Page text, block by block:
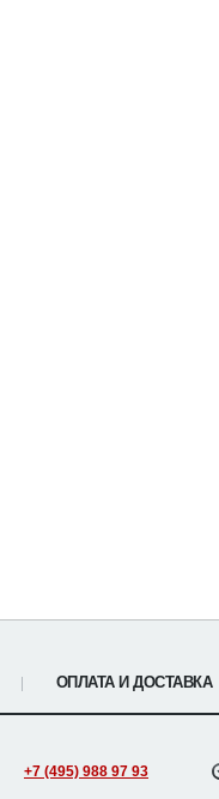
ОПЛАТА И ДОСТАВКА
+7 (495) 988 97 93